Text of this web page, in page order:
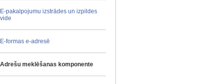
E-pakalpojumu izstrādes un izpildes
vide
E-formas e-adresē
Adrešu meklēšanas komponente